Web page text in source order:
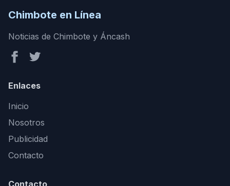
Chimbote en Línea
Noticias de Chimbote y Áncash
Enlaces
Inicio
Nosotros
Publicidad
Contacto
Contacto